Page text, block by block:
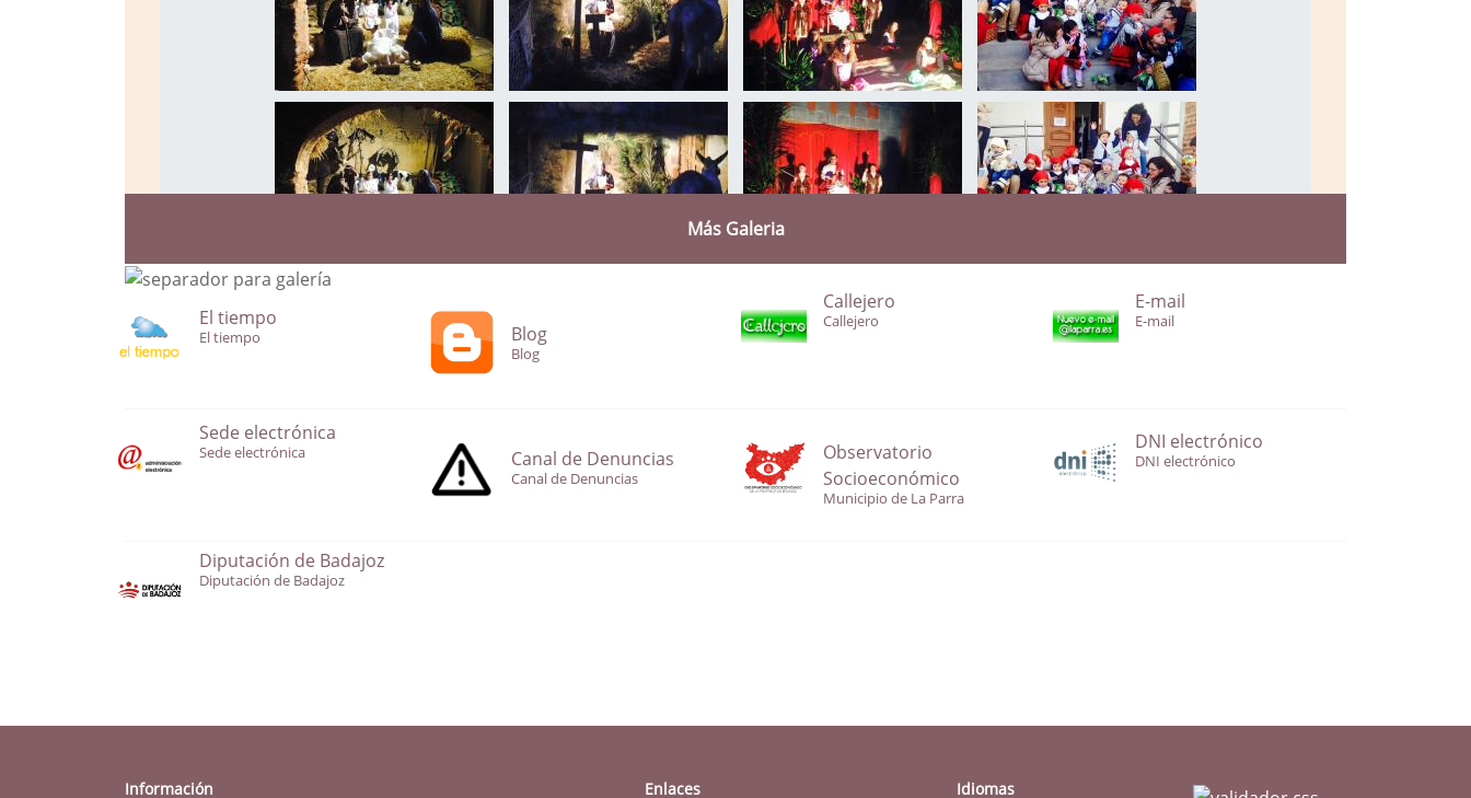
Más Galeria
El tiempo
El tiempo Blog
Blog
Callejero
Callejero
E-mail
E-mail
Sede electrónica
Sede electrónica Canal de Denuncias
Canal de Denuncias
Observatorio
Socioeconómico
Municipio de La Parra
DNI electrónico
DNI electrónico
Diputación de Badajoz
Diputación de Badajoz
Información Enlaces Idiomas